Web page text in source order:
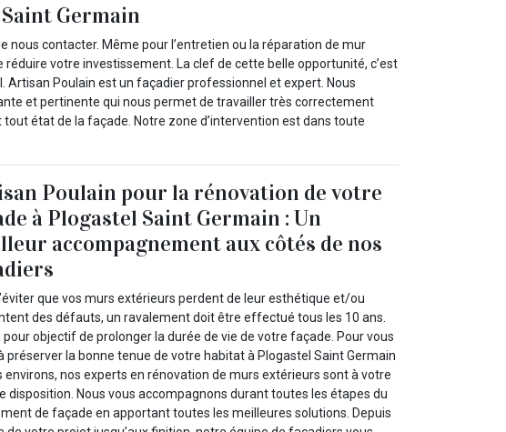
Germain
nous contacter. Même pour l’entretien ou la réparation de mur
votre investissement. La clef de cette belle opportunité, c’est
Artisan Poulain est un façadier professionnel et expert. Nous
et pertinente qui nous permet de travailler très correctement
état de la façade. Notre zone d’intervention est dans toute
Poulain pour la rénovation de votre
à Plogastel Saint Germain : Un
accompagnement aux côtés de nos
que vos murs extérieurs perdent de leur esthétique et/ou
des défauts, un ravalement doit être effectué tous les 10 ans.
pour objectif de prolonger la durée de vie de votre façade. Pour vous
préserver la bonne tenue de votre habitat à Plogastel Saint Germain
environs, nos experts en rénovation de murs extérieurs sont à votre
disposition. Nous vous accompagnons durant toutes les étapes du
de façade en apportant toutes les meilleures solutions. Depuis